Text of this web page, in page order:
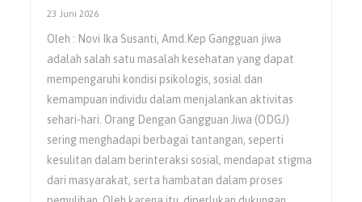
23 Juni 2026
Oleh : Novi Ika Susanti, Amd.Kep Gangguan jiwa
adalah salah satu masalah kesehatan yang dapat
mempengaruhi kondisi psikologis, sosial dan
kemampuan individu dalam menjalankan aktivitas
sehari-hari. Orang Dengan Gangguan Jiwa (ODGJ)
sering menghadapi berbagai tantangan, seperti
kesulitan dalam berinteraksi sosial, mendapat stigma
dari masyarakat, serta hambatan dalam proses